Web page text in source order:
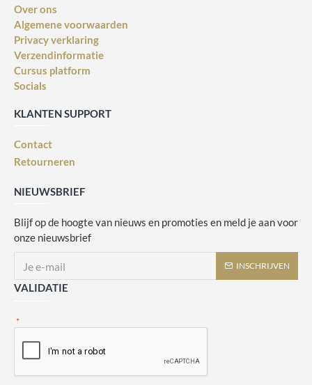
Over ons
Algemene voorwaarden
Privacy verklaring
Verzendinformatie
Cursus platform
Socials
KLANTEN SUPPORT
Contact
Retourneren
NIEUWSBRIEF
Blijf op de hoogte van nieuws en promoties en meld je aan voor
onze nieuwsbrief
INSCHRIJVEN
VALIDATIE